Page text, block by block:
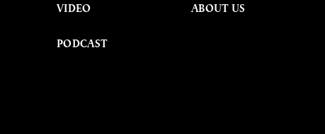
VIDEO
PODCAST
ABOUT US